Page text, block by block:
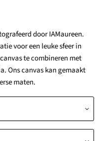
door IAMaureen.
voor een leuke sfeer in
te combineren met
Ons canvas kan gemaakt
maten.